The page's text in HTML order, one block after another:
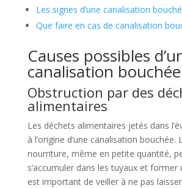
Les signes d’une canalisation
Que faire en cas de canalisation
Causes possibles
canalisation bouchée
Obstruction par des
alimentaires
Les déchets alimentaires jetés dans
à l’origine d’une canalisation bouchée.
nourriture, même en petite quantité,
s’accumuler dans les tuyaux et former
est important de veiller à ne pas